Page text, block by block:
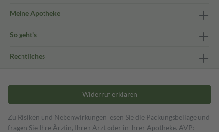
Meine Apotheke
So geht's
Rechtliches
Widerruf erklären
Zu Risiken und Nebenwirkungen lesen Sie die Packungsbeilage und
fragen Sie Ihre Ärztin, Ihren Arzt oder in Ihrer Apotheke. AVP: